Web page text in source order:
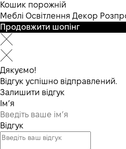
Кошик порожній
Меблі Освітлення Декор
Продовжити шопінг
Дякуємо!
Відгук успішно відправлений.
Залишити відгук
Ім’я
Відгук